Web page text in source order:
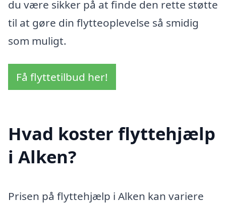
du være sikker på at finde den rette støtte
til at gøre din flytteoplevelse så smidig
som muligt.
Få flyttetilbud her!
Hvad koster flyttehjælp
i Alken?
Prisen på flyttehjælp i Alken kan variere